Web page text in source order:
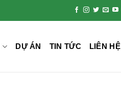
DỰ ÁN TIN TỨC LIÊN HỆ